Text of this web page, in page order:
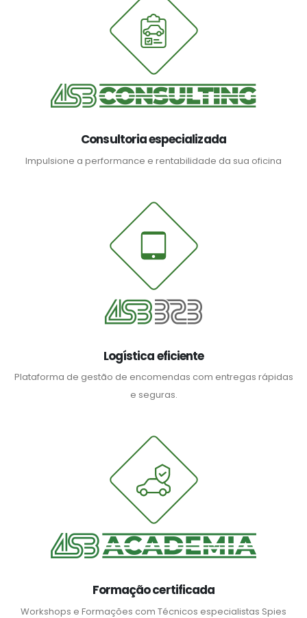
Consultoria especializada
Impulsione a performance e rentabilidade da sua oficina
Logística eficiente
Plataforma de gestão de encomendas com entregas rápidas
e seguras.
Formação certificada
Workshops e Formações com Técnicos especialistas Spies